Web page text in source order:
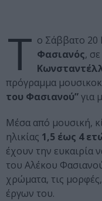
Τ ο Σάββατο 20
Φασιανός,
πρόγραμμα
του Φασιανού”για
Μέσα από μουσική,
ηλικίας 1,5 έως 4
έχουν την ευκαιρία
του Αλέκου
χρώματα, τις
έργων του.